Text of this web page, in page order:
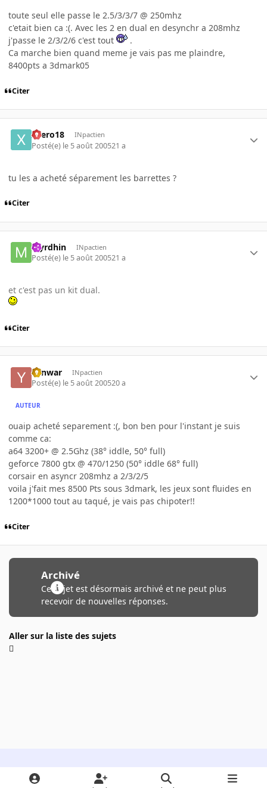
toute seul elle passe le 2.5/3/3/7 @ 250mhz
c'etait bien ca :(. Avec les 2 en dual en desynchr a 208mhz
j'passe le 2/3/2/6 c'est tout
.
Ca marche bien quand meme je vais pas me plaindre,
8400pts a 3dmark05
Citer
xaero18 INpactien
Posté(e) le 5 août 200521 a
tu les a acheté séparement les barrettes ?
Citer
Myrdhin INpactien
Posté(e) le 5 août 200521 a
et c'est pas un kit dual.
Citer
Yanwar INpactien
Posté(e) le 5 août 200520 a
AUTEUR
ouaip acheté separement :(, bon ben pour l'instant je suis
comme ca:
a64 3200+ @ 2.5Ghz (38° iddle, 50° full)
geforce 7800 gtx @ 470/1250 (50° iddle 68° full)
corsair en asyncr 208mhz a 2/3/2/5
voila j'fait mes 8500 Pts sous 3dmark, les jeux sont fluides en
1200*1000 tout au taqué, je vais pas chipoter!!
Citer
Archivé
Ce sujet est désormais archivé et ne peut plus
recevoir de nouvelles réponses.
Aller sur la liste des sujets
Light ModeDark ModeSystem Preference